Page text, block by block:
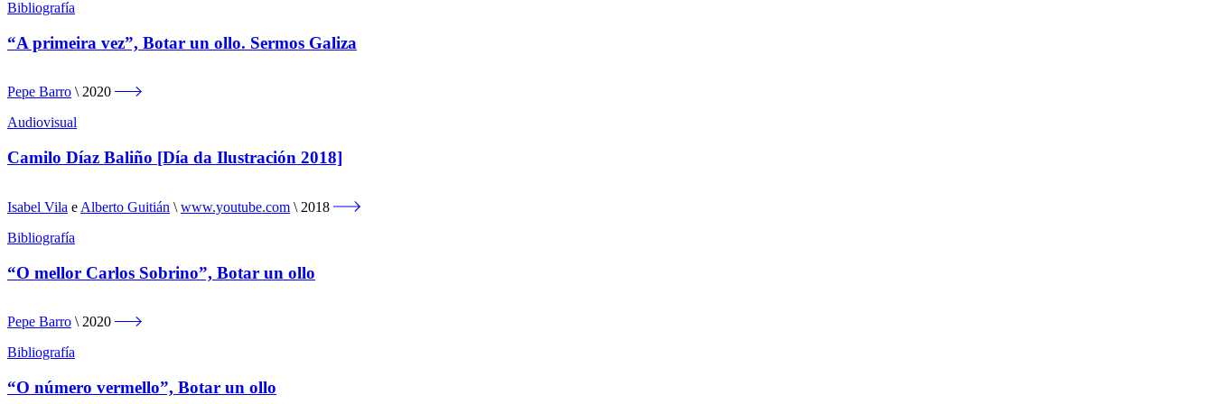
Bibliografía
“A primeira vez”, Botar un ollo. Sermos Galiza
Pepe Barro
2020
Audiovisual
Camilo Díaz Baliño [Día da Ilustración 2018]
Isabel Vila e Alberto Guitián www.youtube.com
2018
Bibliografía
“O mellor Carlos Sobrino”, Botar un ollo
Pepe Barro
2020
Bibliografía
“O número vermello”, Botar un ollo